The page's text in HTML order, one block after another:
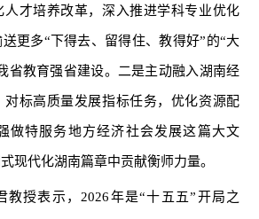
人才培养改革，深入推进学科专业优化
更多“下得去、留得住、教得好”的“大
省教育强省建设。二是主动融入湖南经
对标高质量发展指标任务，优化资源配
做特服务地方经济社会发展这篇大文
现代化湖南篇章中贡献衡师力量。
教授表示，2026年是“十五五”开局之